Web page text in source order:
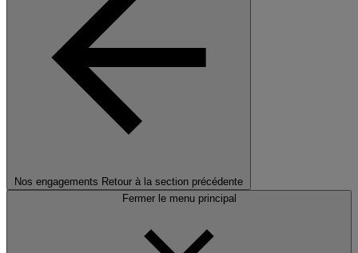
Nos engagements Retour à la section précédente
Fermer le menu principal